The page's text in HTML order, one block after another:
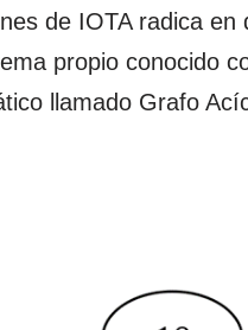
de IOTA radica en
propio conocido
llamado Grafo